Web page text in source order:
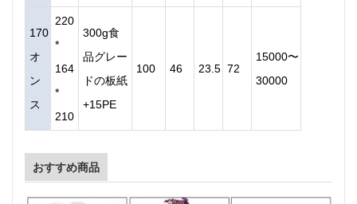
170
オ
ン
ス
220
*
164
*
210
300g食
品グレー
ドの板紙
+15PE
100 46 23.5 72
15000〜
30000
おすすめ商品